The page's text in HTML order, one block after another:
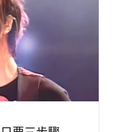
說故事的能力"